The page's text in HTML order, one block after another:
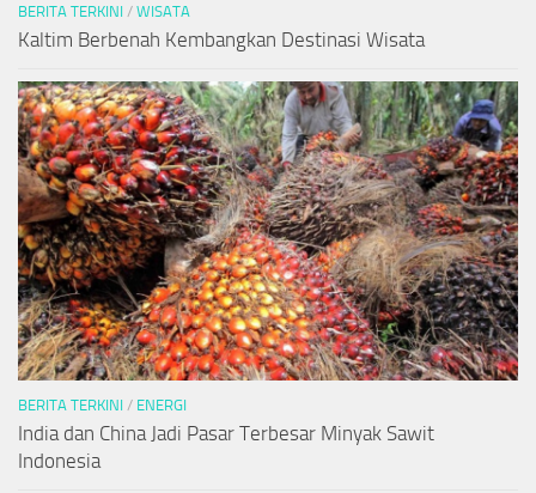
BERITA TERKINI / WISATA
Kaltim Berbenah Kembangkan Destinasi Wisata
BERITA TERKINI / ENERGI
India dan China Jadi Pasar Terbesar Minyak Sawit
Indonesia